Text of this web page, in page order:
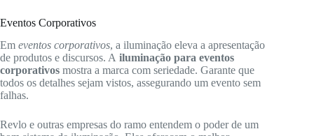
Eventos Corporativos
Em eventos corporativos, a iluminação eleva a apresentação
de produtos e discursos. A iluminação para eventos
corporativos mostra a marca com seriedade. Garante que
todos os detalhes sejam vistos, assegurando um evento sem
falhas.
Revlo e outras empresas do ramo entendem o poder de um